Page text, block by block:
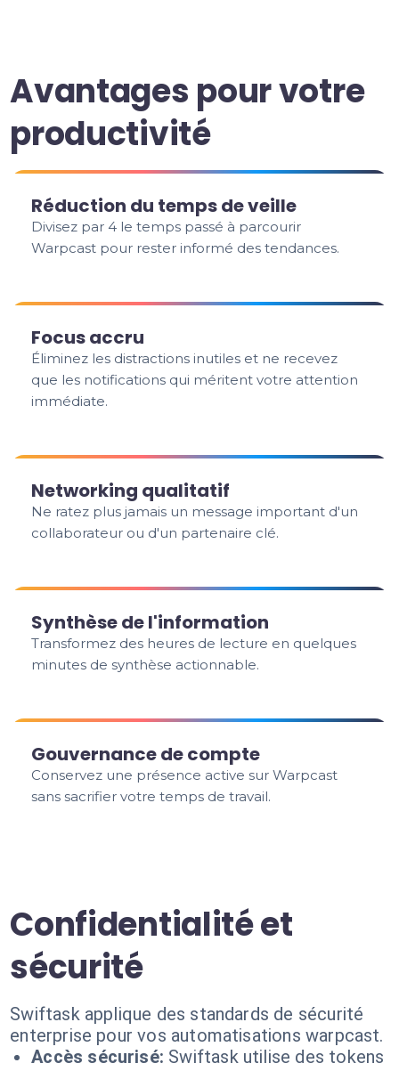
Avantages pour votre
productivité
Réduction du temps de veille
Divisez par 4 le temps passé à parcourir
Warpcast pour rester informé des tendances.
Focus accru
Éliminez les distractions inutiles et ne recevez
que les notifications qui méritent votre attention
immédiate.
Networking qualitatif
Ne ratez plus jamais un message important d'un
collaborateur ou d'un partenaire clé.
Synthèse de l'information
Transformez des heures de lecture en quelques
minutes de synthèse actionnable.
Gouvernance de compte
Conservez une présence active sur Warpcast
sans sacrifier votre temps de travail.
Confidentialité et
sécurité
Swiftask applique des standards de sécurité
enterprise pour vos automatisations warpcast.
Accès sécurisé: Swiftask utilise des tokens